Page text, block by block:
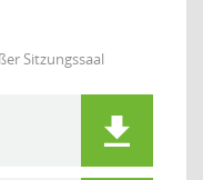
Sitzungssaal